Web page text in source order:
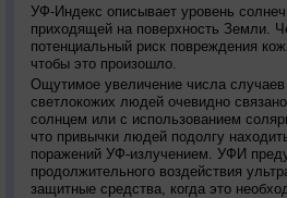
УФ-Индекс описывает уровень
приходящей на поверхность Земли.
потенциальный риск повреждения
чтобы это произошло.
Ощутимое увеличение числа
светлокожих людей очевидно
солнцем или с использованием
что привычки людей подолгу
поражений УФ-излучением. УФИ
продолжительного воздействия
защитные средства, когда это